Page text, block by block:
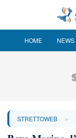
HOME NEWS
STRETTOWEB »